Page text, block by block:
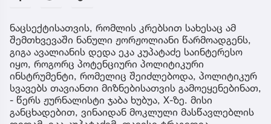
ნაცსექტისათვის, რომლის კრებსით სახესაც ამ
შემთხვევაში ნანული ჟორჟოლიანი წარმოადგენს,
გიგა ავალიანის დედა ეკა კუპატაძე საინტერესო
იყო, როგორც პოტენციური პოლიტიკური
ინსტრუმენტი, რომელიც შეიძლებოდა, პოლიტიკურ
სვავებს თავიანთი მიზნებისათვის გამოეყენებინათ,
- წერს ჟურნალისტი ჯაბა ხუბუა, X-ზე. მისი
განცხადებით, ვინაიდან მოკლული მასწავლებლის